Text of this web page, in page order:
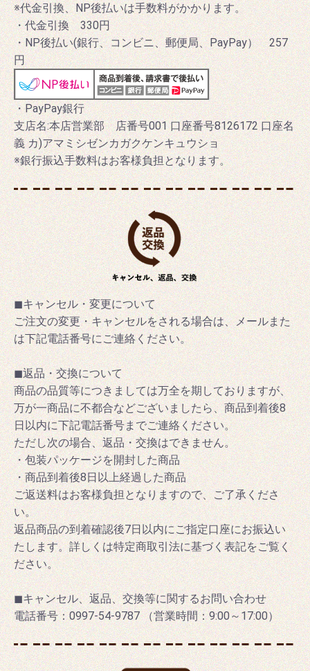
※代金引換、NP後払いは手数料がかかります。
・代金引換 330円
・NP後払い(銀行、コンビニ、郵便局、PayPay） 257
円
・PayPay銀行
支店名:本店営業部 店番号001 口座番号8126172 口座名
義 カ)アマミシゼンカガクケンキュウショ
※銀行振込手数料はお客様負担となります。
◼キャンセル・変更について
ご注文の変更・キャンセルをされる場合は、メールまた
は下記電話番号にご連絡ください。
◼返品・交換について
商品の品質等につきましては万全を期しておりますが、
万が一商品に不都合などございましたら、商品到着後8
日以内に下記電話番号までご連絡ください。
ただし次の場合、返品・交換はできません。
・包装パッケージを開封した商品
・商品到着後8日以上経過した商品
ご返送料はお客様負担となりますので、ご了承くださ
い。
返品商品の到着確認後7日以内にご指定口座にお振込い
たします。詳しくは特定商取引法に基づく表記をご覧く
ださい。
◼キャンセル、返品、交換等に関するお問い合わせ
電話番号：0997-54-9787 （営業時間：9:00～17:00）